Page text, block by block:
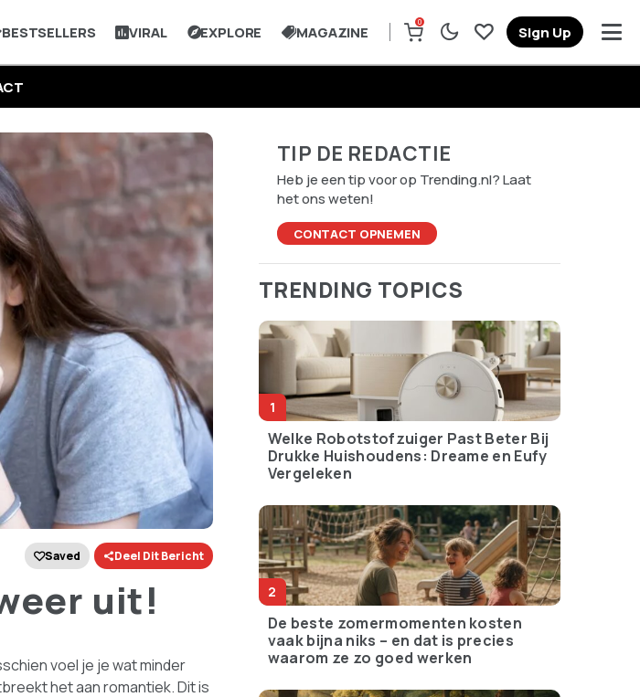
BESTSELLERS VIRAL EXPLORE MAGAZINE
0
Sign Up
Saved Deel Dit Bericht
uit!
voel je je wat minder
het aan romantiek. Dit is
TIP DE REDACTIE
Heb je een tip voor op Trending.nl? Laat
het ons weten!
CONTACT OPNEMEN
TRENDING TOPICS
Welke Robotstofzuiger Past Beter Bij
Drukke Huishoudens: Dreame en Eufy
Vergeleken
De beste zomermomenten kosten
vaak bijna niks – en dat is precies
waarom ze zo goed werken